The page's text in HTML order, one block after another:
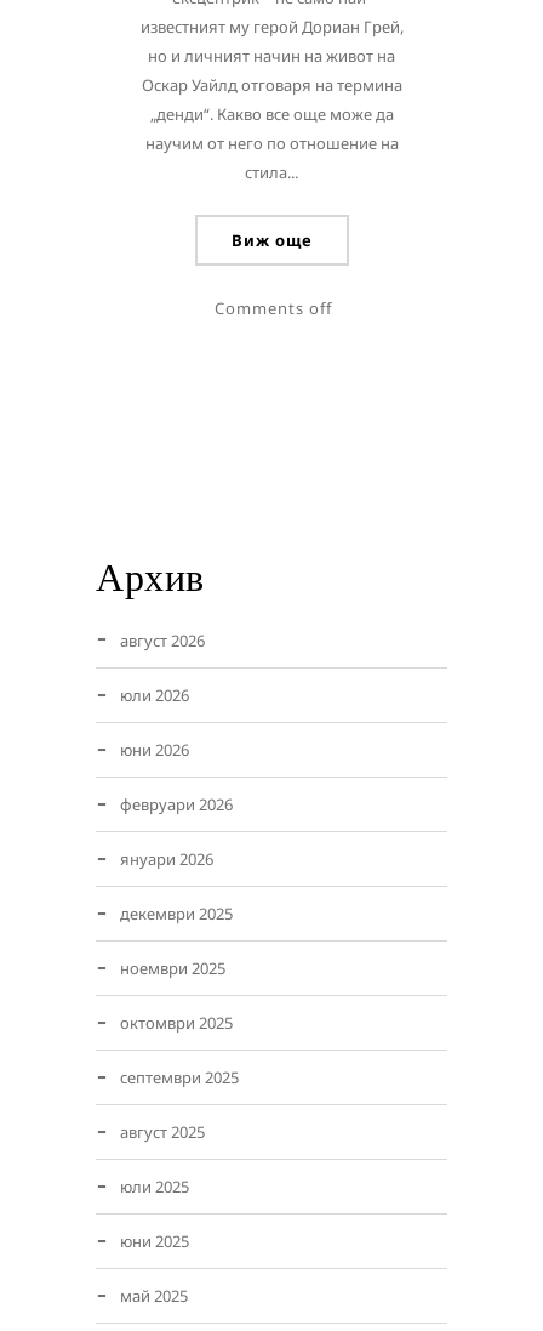
известният му герой Дориан Грей,
но и личният начин на живот на
Оскар Уайлд отговаря на термина
„денди“. Какво все още може да
научим от него по отношение на
стила...
Виж още
Comments off
Архив
август 2026
юли 2026
юни 2026
февруари 2026
януари 2026
декември 2025
ноември 2025
октомври 2025
септември 2025
август 2025
юли 2025
юни 2025
май 2025